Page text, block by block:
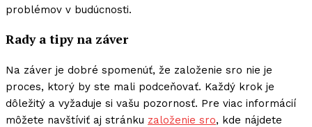
problémov v budúcnosti.
Rady a tipy na záver
Na záver je dobré spomenúť, že založenie sro nie je
proces, ktorý by ste mali podceňovať. Každý krok je
dôležitý a vyžaduje si vašu pozornosť. Pre viac informácií
môžete navštíviť aj stránku založenie sro, kde nájdete